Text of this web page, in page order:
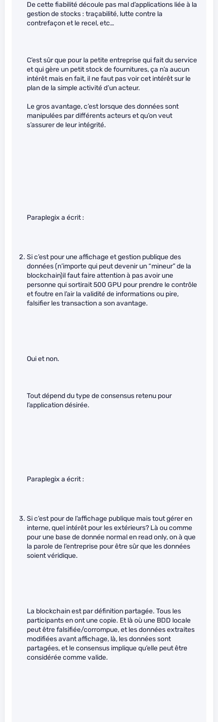
De cette fiabilité découle pas mal d’applications liée à la
gestion de stocks : traçabilité, lutte contre la
contrefaçon et le recel, etc…
C’est sûr que pour la petite entreprise qui fait du service
et qui gère un petit stock de fournitures, ça n’a aucun
intérêt mais en fait, il ne faut pas voir cet intérêt sur le
plan de la simple activité d’un acteur.
Le gros avantage, c’est lorsque des données sont
manipulées par différents acteurs et qu’on veut
s’assurer de leur intégrité.
Paraplegix a écrit :
Si c’est pour une affichage et gestion publique des
données (n’importe qui peut devenir un “mineur” de la
blockchain)il faut faire attention à pas avoir une
personne qui sortirait 500 GPU pour prendre le contrôle
et foutre en l’air la validité de informations ou pire,
falsifier les transaction a son avantage.
Oui et non.
Tout dépend du type de consensus retenu pour
l’application désirée.
Paraplegix a écrit :
Si c’est pour de l’affichage publique mais tout gérer en
interne, quel intérêt pour les extérieurs? Là ou comme
pour une base de donnée normal en read only, on à que
la parole de l’entreprise pour être sûr que les données
soient véridique.
La blockchain est par définition partagée. Tous les
participants en ont une copie. Et là où une BDD locale
peut être falsifiée/corrompue, et les données extraites
modifiées avant affichage, là, les données sont
partagées, et le consensus implique qu’elle peut être
considérée comme valide.